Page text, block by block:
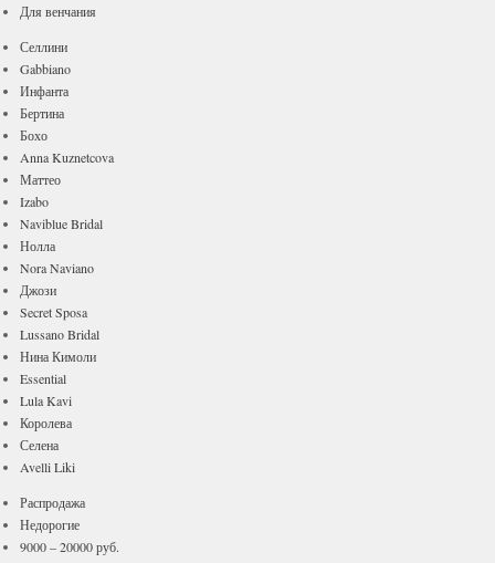
Для венчания
Селлини
Gabbiano
Инфанта
Бертина
Бохо
Anna Kuznetcova
Маттео
Izabo
Naviblue Bridal
Нолла
Nora Naviano
Джози
Secret Sposa
Lussano Bridal
Нина Кимоли
Essential
Lula Kavi
Королева
Селена
Avelli Liki
Распродажа
Недорогие
9000 – 20000 руб.